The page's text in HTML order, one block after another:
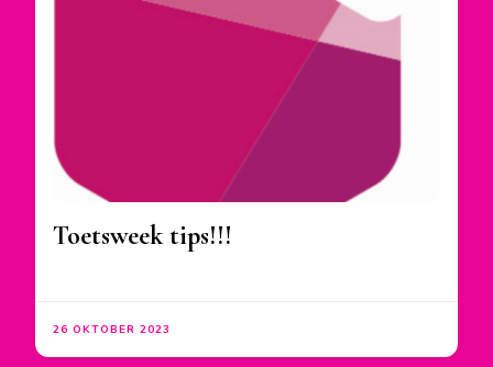
Toetsweek tips!!!
26 OKTOBER 2023